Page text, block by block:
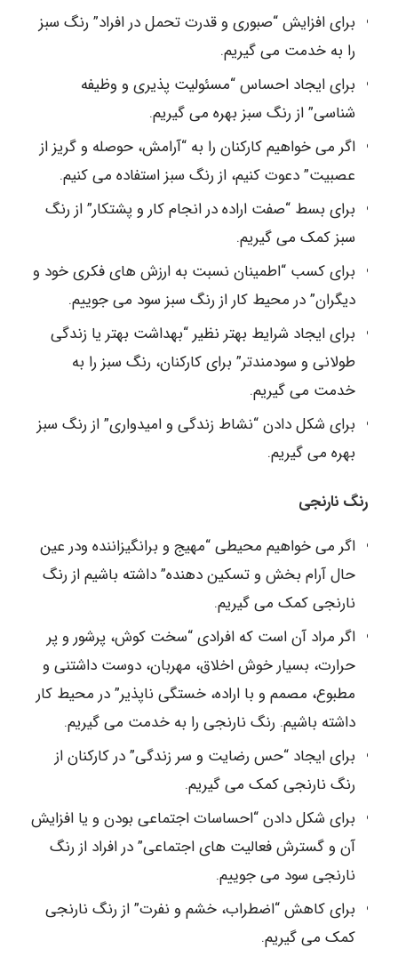
برای افزایش “صبوری و قدرت تحمل در افراد” رنگ سبز
را به خدمت می گیریم.
برای ایجاد احساس “مسئولیت پذیری و وظیفه
شناسی” از رنگ سبز بهره می گیریم.
اگر می خواهیم کارکنان را به “آرامش، حوصله و گریز از
عصبیت” دعوت کنیم، از رنگ سبز استفاده می کنیم.
برای بسط “صفت اراده در انجام کار و پشتکار” از رنگ
سبز کمک می گیریم.
برای کسب “اطمینان نسبت به ارزش های فکری خود و
دیگران” در محیط کار از رنگ سبز سود می جوییم.
برای ایجاد شرایط بهتر نظیر “بهداشت بهتر یا زندگی
طولانی و سودمندتر” برای کارکنان، رنگ سبز را به
خدمت می گیریم.
برای شکل دادن “نشاط زندگی و امیدواری” از رنگ سبز
بهره می گیریم.
رنگ نارنجی
اگر می خواهیم محیطی “مهیج و برانگیزاننده ودر عین
حال آرام بخش و تسکین دهنده” داشته باشیم از رنگ
نارنجی کمک می گیریم.
اگر مراد آن است که افرادی “سخت کوش، پرشور و پر
حرارت، بسیار خوش اخلاق، مهربان، دوست داشتنی و
مطبوع، مصمم و با اراده، خستگی ناپذیر” در محیط کار
داشته باشیم. رنگ نارنجی را به خدمت می گیریم.
برای ایجاد “حس رضایت و سر زندگی” در کارکنان از
رنگ نارنجی کمک می گیریم.
برای شکل دادن “احساسات اجتماعی بودن و یا افزایش
آن و گسترش فعالیت های اجتماعی” در افراد از رنگ
نارنجی سود می جوییم.
برای کاهش “اضطراب، خشم و نفرت” از رنگ نارنجی
کمک می گیریم.